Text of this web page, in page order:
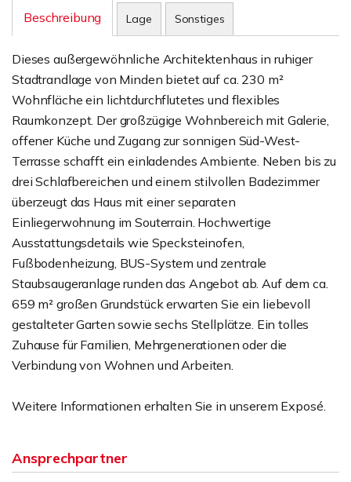
Beschreibung Lage Sonstiges
Dieses außergewöhnliche Architektenhaus in ruhiger
Stadtrandlage von Minden bietet auf ca. 230 m²
Wohnfläche ein lichtdurchflutetes und flexibles
Raumkonzept. Der großzügige Wohnbereich mit Galerie,
offener Küche und Zugang zur sonnigen Süd-West-
Terrasse schafft ein einladendes Ambiente. Neben bis zu
drei Schlafbereichen und einem stilvollen Badezimmer
überzeugt das Haus mit einer separaten
Einliegerwohnung im Souterrain. Hochwertige
Ausstattungsdetails wie Specksteinofen,
Fußbodenheizung, BUS-System und zentrale
Staubsaugeranlage runden das Angebot ab. Auf dem ca.
659 m² großen Grundstück erwarten Sie ein liebevoll
gestalteter Garten sowie sechs Stellplätze. Ein tolles
Zuhause für Familien, Mehrgenerationen oder die
Verbindung von Wohnen und Arbeiten.
Weitere Informationen erhalten Sie in unserem Exposé.
Ansprechpartner